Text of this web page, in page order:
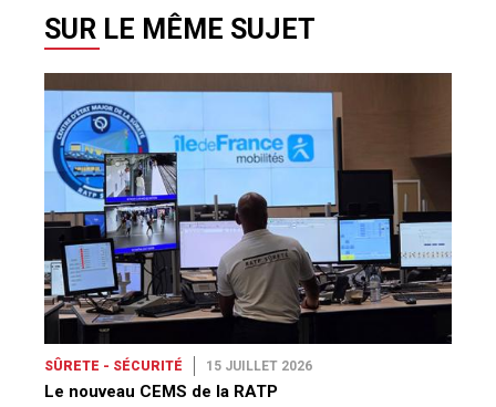
SUR LE MÊME SUJET
SÛRETE - SÉCURITÉ 15 JUILLET 2026
Le nouveau CEMS de la RATP